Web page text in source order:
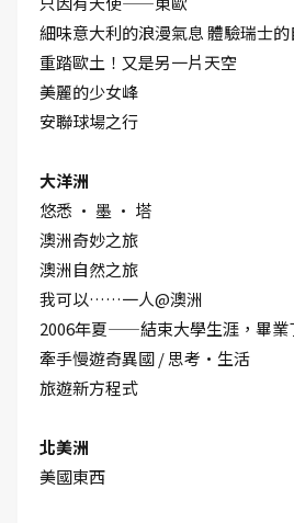
細味意大利的浪漫氣息 體驗瑞士
重踏歐土！又是另一片天空
美麗的少女峰
安聯球場之行
大洋洲
悠――悉 • 墨 • 塔
澳洲奇妙之旅
澳洲自然之旅
我可以……一人@澳洲
2006年夏——結束大學生涯，畢業
牽手慢遊奇異國 / 思考•生活
旅遊新方程式
北美洲
美國東西